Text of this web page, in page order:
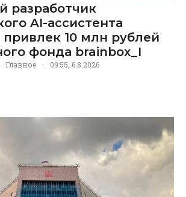
разработчик
AI-ассистента
10 млн рублей
фонда brainbox_I
Главное · 09:55, 6.8.2026